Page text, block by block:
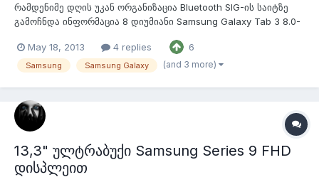
რამდენიმე დღის უკან ორგანიზაცია Bluetooth SIG-ის საიტზე
გამოჩნდა ინფორმაცია 8 დიუმიანი Samsung Galaxy Tab 3 8.0-
SamMobile-მა გამოაქვეყნა სპეციფიკაცია და სურათი ჯერ
კიდევ დაუანონსებელი მოდელის. Samsung Galaxy Tab 3 8.0
May 18, 2013 4 replies 6
Samsung Samsung Galaxy (and 3 more)
13,3" ულტრაბუქი Samsung Series 9 FHD
დისპლეით